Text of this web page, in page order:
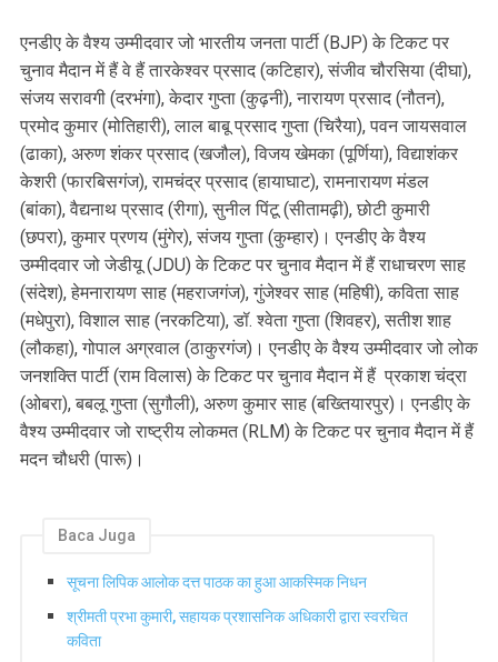
एनडीए के वैश्य उम्मीदवार जो भारतीय जनता पार्टी (BJP) के टिकट पर
चुनाव मैदान में हैं वे हैं तारकेश्वर प्रसाद (कटिहार), संजीव चौरसिया (दीघा),
संजय सरावगी (दरभंगा), केदार गुप्ता (कुढ़नी), नारायण प्रसाद (नौतन),
प्रमोद कुमार (मोतिहारी), लाल बाबू प्रसाद गुप्ता (चिरैया), पवन जायसवाल
(ढाका), अरुण शंकर प्रसाद (खजौल), विजय खेमका (पूर्णिया), विद्याशंकर
केशरी (फारबिसगंज), रामचंद्र प्रसाद (हायाघाट), रामनारायण मंडल
(बांका), वैद्यनाथ प्रसाद (रीगा), सुनील पिंटू (सीतामढ़ी), छोटी कुमारी
(छपरा), कुमार प्रणय (मुंगेर), संजय गुप्ता (कुम्हार)। एनडीए के वैश्य
उम्मीदवार जो जेडीयू (JDU) के टिकट पर चुनाव मैदान में हैं राधाचरण साह
(संदेश), हेमनारायण साह (महराजगंज), गुंजेश्वर साह (महिषी), कविता साह
(मधेपुरा), विशाल साह (नरकटिया), डॉ. श्वेता गुप्ता (शिवहर), सतीश शाह
(लौकहा), गोपाल अग्रवाल (ठाकुरगंज)। एनडीए के वैश्य उम्मीदवार जो लोक
जनशक्ति पार्टी (राम विलास) के टिकट पर चुनाव मैदान में हैं प्रकाश चंद्रा
(ओबरा), बबलू गुप्ता (सुगौली), अरुण कुमार साह (बख्तियारपुर)। एनडीए के
वैश्य उम्मीदवार जो राष्ट्रीय लोकमत (RLM) के टिकट पर चुनाव मैदान में हैं
मदन चौधरी (पारू)।
Baca Juga
सूचना लिपिक आलोक दत्त पाठक का हुआ आकस्मिक निधन
श्रीमती प्रभा कुमारी, सहायक प्रशासनिक अधिकारी द्वारा स्वरचित
कविता